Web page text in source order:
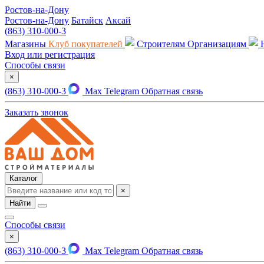
Ростов-на-Дону
Ростов-на-Дону Батайск Аксай
(863) 310-000-3
Магазины Клуб покупателей Строителям Организациям
Вход или регистрация
Способы связи
×
(863) 310-000-3 Max Telegram Обратная связь
Заказать звонок
Каталог
×
Найти
Способы связи
×
(863) 310-000-3 Max Telegram Обратная связь